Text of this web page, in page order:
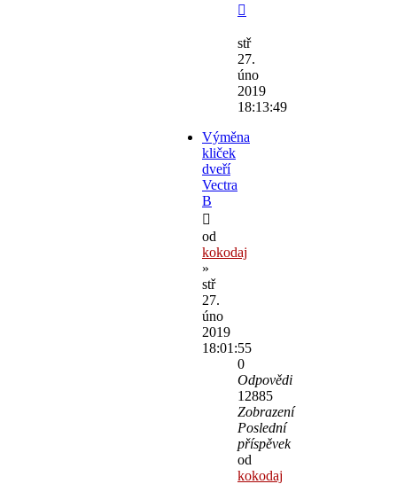
stř
27.
úno
2019
18:13:49
Výměna
kliček
dveří
Vectra
B
od
kokodaj
»
stř
27.
úno
2019
18:01:55
0
Odpovědi
12885
Zobrazení
Poslední
příspěvek
od
kokodaj